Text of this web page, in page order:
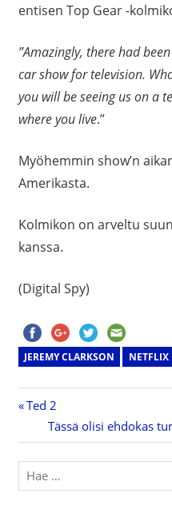
entisen Top Gear -
”Amazingly, there had
car show for television.
you will be seeing us on a
where you live.”
Myöhemmin show’n
Amerikasta.
Kolmikon on arveltu
kanssa.
(Digital Spy)
JEREMY CLARKSON NETFLIX
Artikkelien
selaus
Previous
Post:
Ted 2
Next
Post:
Tässä olisi ehdokas